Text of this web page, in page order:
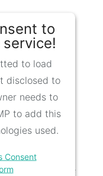
to
to load
disclosed to
needs to
to add this
used.
Consent
nur in
und die